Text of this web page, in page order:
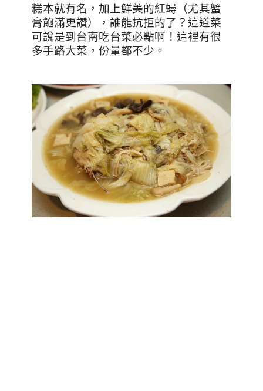
糕本就有名，加上鮮美的紅蟳（尤其蟹
膏飽滿更讚），誰能抗拒的了？這道菜
可說是到台南吃台菜必點啊！ 這裡有很
多手路大菜，份量都不少。